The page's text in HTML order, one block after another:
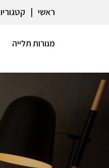
ראשי
מנורות תלייה